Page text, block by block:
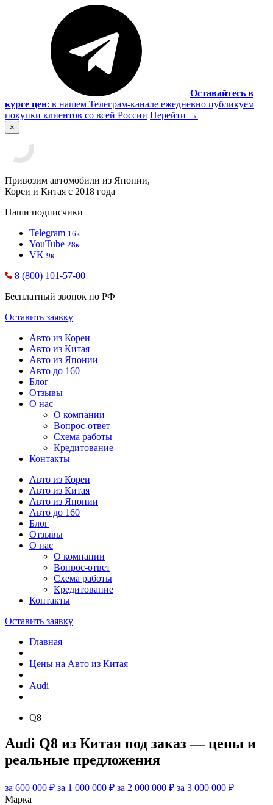
Оставайтесь в
курсе цен: в нашем Телеграм-канале ежедневно публикуем
покупки клиентов со всей России Перейти →
×
Привозим автомобили из Японии,
Кореи и Китая с 2018 года
Наши подписчики
Telegram 16к
YouTube 28к
VK 9к
8 (800) 101-57-00
Бесплатный звонок по РФ
Оставить заявку
Авто из Кореи
Авто из Китая
Авто из Японии
Авто до 160
Блог
Отзывы
О нас
О компании
Вопрос-ответ
Схема работы
Кредитование
Контакты
Авто из Кореи
Авто из Китая
Авто из Японии
Авто до 160
Блог
Отзывы
О нас
О компании
Вопрос-ответ
Схема работы
Кредитование
Контакты
Оставить заявку
Главная
Цены на Авто из Китая
Audi
Q8
Audi Q8 из Китая под заказ — цены и
реальные предложения
за 600 000 ₽ за 1 000 000 ₽ за 2 000 000 ₽ за 3 000 000 ₽
Марка